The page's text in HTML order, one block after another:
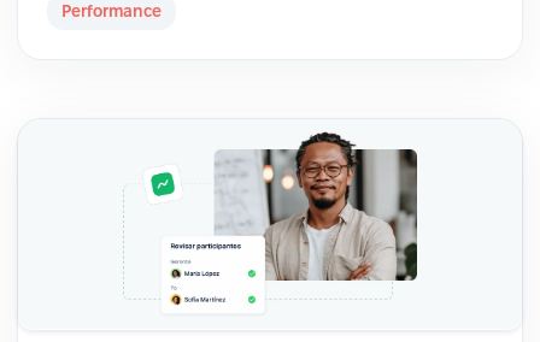
Performance